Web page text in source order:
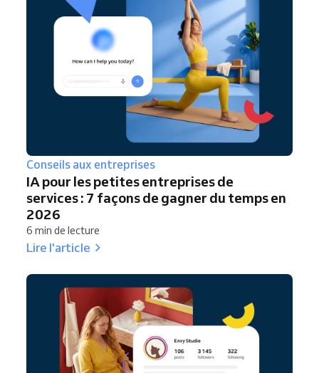
Conseils aux entreprises
IA pour les petites entreprises de
services : 7 façons de gagner du temps en
2026
6 min de lecture
Lire l'article